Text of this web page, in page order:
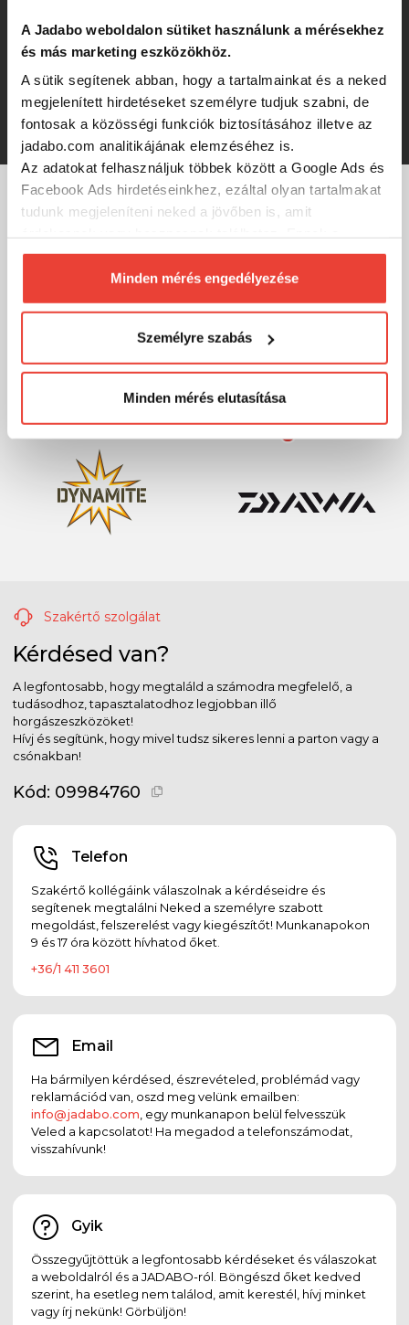
A Jadabo weboldalon sütiket használunk a mérésekhez
és más marketing eszközökhöz.
A sütik segítenek abban, hogy a tartalmainkat és a neked
megjelenített hirdetéseket személyre tudjuk szabni, de
fontosak a közösségi funkciók biztosításához illetve az
jadabo.com analitikájának elemzéséhez is.
Az adatokat felhasználjuk többek között a Google Ads és
Facebook Ads hirdetéseinkhez, ezáltal olyan tartalmakat
tudunk megjeleníteni neked a jövőben is, amit
biztosításához arra kérünk, hogy engedd meg
számunkra minden mérés használatát.
Természetesensoha semmilyen formában nem fogunk
megváltoztathatod a döntésed ezzel kapcsolatban.
Előre is köszönjük!
Minden mérés engedélyezése
Személyre szabás
Minden mérés elutasítása
Savage Gear CANNIBAL SHAD 6.8CM
3G HBF 5PCS
-36%
1 114 Ft
MÁRKÁINK
Szakértő szolgálat
Kérdésed van?
A legfontosabb, hogy megtaláld a számodra megfelelő, a
tudásodhoz, tapasztalatodhoz legjobban illő
horgászeszközöket!
Hívj és segítünk, hogy mivel tudsz sikeres lenni a parton vagy a
csónakban!
Kód: 09984760
Telefon
Szakértő kollégáink válaszolnak a kérdéseidre és
segítenek megtalálni Neked a személyre szabott
megoldást, felszerelést vagy kiegészítőt! Munkanapokon
9 és 17 óra között hívhatod őket.
+36/1 411 3601
Email
Ha bármilyen kérdésed, észrevételed, problémád vagy
reklamációd van, oszd meg velünk emailben:
info@jadabo.com , egy munkanapon belül felvesszük
Veled a kapcsolatot! Ha megadod a telefonszámodat,
visszahívunk!
Gyik
Összegyűjtöttük a legfontosabb kérdéseket és válaszokat
a weboldalról és a JADABO-ról. Böngészd őket kedved
szerint, ha esetleg nem találod, amit kerestél, hívj minket
vagy írj nekünk! Görbüljön!